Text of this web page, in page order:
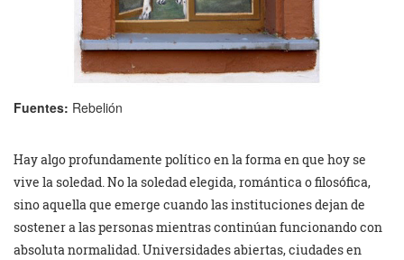
Fuentes: Rebelión
Hay algo profundamente político en la forma en que hoy se
vive la soledad. No la soledad elegida, romántica o filosófica,
sino aquella que emerge cuando las instituciones dejan de
sostener a las personas mientras continúan funcionando con
absoluta normalidad. Universidades abiertas, ciudades en